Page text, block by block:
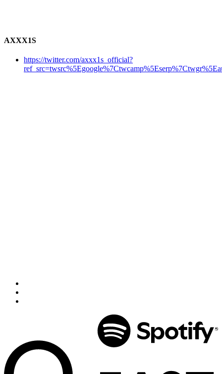
AXXX1S
https://twitter.com/axxx1s_official?